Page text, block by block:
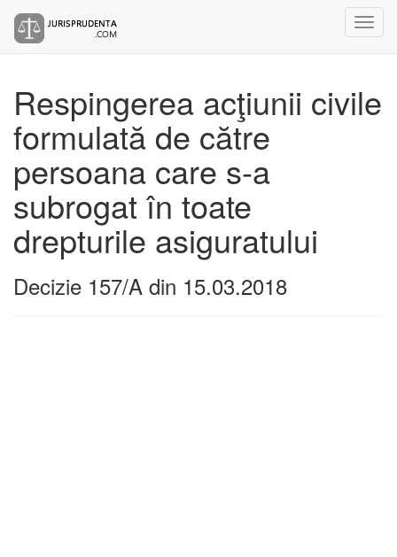
Respingerea acţiunii civile
formulată de către
persoana care s-a
subrogat în toate
drepturile asiguratului
Decizie 157/A din 15.03.2018